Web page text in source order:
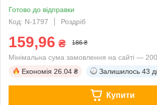
Готово до відправки
Код: N-1797
Роздріб
159,96 ₴ 186 ₴
Мінімальна сума замовлення на сайті —
Економія 26.04 ₴ Залишилось 43
Купити